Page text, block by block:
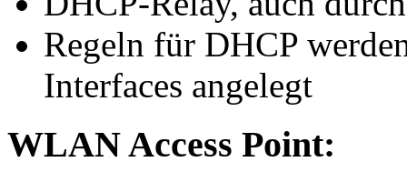
Regeln für DHCP
Interfaces angelegt
WLAN Access Point: